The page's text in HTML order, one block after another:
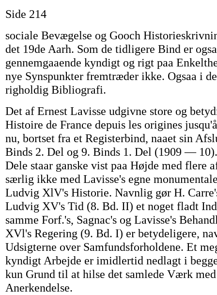
Side 214
sociale Bevægelse og Gooch
det 19de Aarh. Som de tidligere Bind er
gennemgaaende kyndigt og rigt paa
nye Synspunkter fremtræder ikke. Ogsaa i
righoldig Bibliografi.
Det af Ernest Lavisse udgivne store og
Histoire de France depuis les origines
nu, bortset fra et Registerbind, naaet sin
Binds 2. Del og 9. Binds 1. Del (1909 —
Dele staar ganske vist paa Højde med flere
særlig ikke med Lavisse's egne
Ludvig XlV's Historie. Navnlig gør H.
Ludvig XV's Tid (8. Bd. II) et noget fladt
samme Forf.'s, Sagnac's og Lavisse's
XVl's Regering (9. Bd. I) er betydeligere,
Udsigterne over Samfundsforholdene. Et
kyndigt Arbejde er imidlertid nedlagt i
kun Grund til at hilse det samlede Værk med
Anerkendelse.